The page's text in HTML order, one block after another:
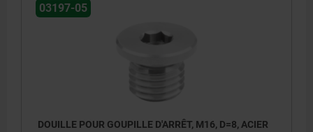
03197-05
DOUILLE POUR GOUPILLE D'ARRÊT, M16, D=8, ACIER